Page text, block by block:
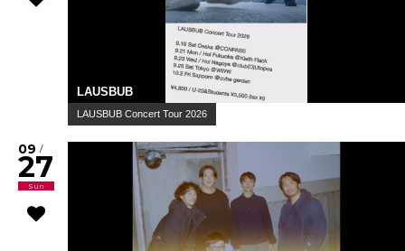
LAUSBUB
LAUSBUB Concert Tour 2026
09 /
27
Sun